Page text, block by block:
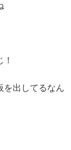
を出してるなん